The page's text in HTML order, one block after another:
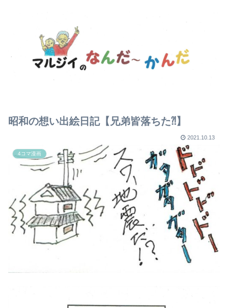
昭和の想い出絵日記【兄弟皆落ちた⁈】
2021.10.13
4コマ漫画